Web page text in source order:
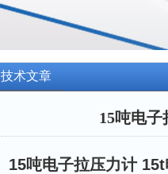
技术文章
15吨电
15吨电子拉压力计